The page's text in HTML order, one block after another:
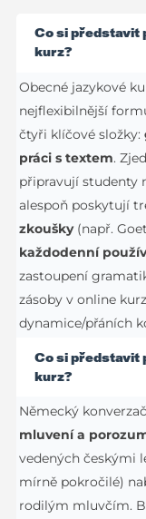
Co si představit
kurz?
Obecné jazykové
nejflexibilnější
čtyři klíčové složky:
práci s textem.
připravují studenty
alespoň poskytují
zkoušky(např.
každodenní
zastoupení
zásoby v online
dynamice/přáních
Co si představit
kurz?
Německý
mluvení a
vedených českými
mírně pokročilé)
rodilým mluvčím.